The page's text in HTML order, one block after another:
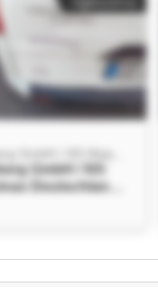
GmbH / NS
Deutschland